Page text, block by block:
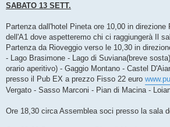
SABATO 13 SETT.
Partenza dall'hotel Pineta ore 10,00 in direzione
dell'A1 dove aspetteremo chi ci raggiungerà Il
Partenza da Rioveggio verso le 10,30 in
- Lago Brasimone - Lago di Suviana(breve
orario aperitivo) - Gaggio Montano - Castel
presso il Pub EX a prezzo Fisso 22 euro
Vergato - Sasso Marconi - Pian di Macina -
Ore 18,30 circa Assemblea soci presso la sala